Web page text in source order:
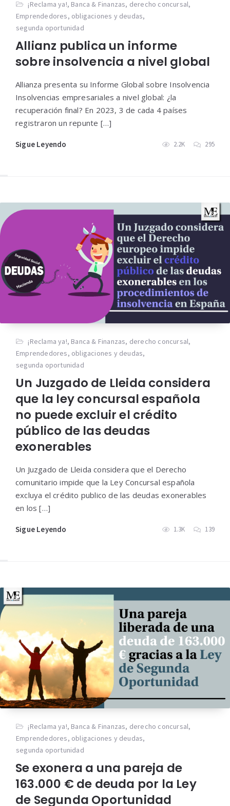
¡Reclama ya!, Banca & Finanzas, derecho concursal,
Emprendedores, obligaciones y deudas,
segunda oportunidad
Allianz publica un informe
sobre insolvencia a nivel global
Allianza presenta su Informe Global sobre Insolvencia
Insolvencias empresariales a nivel global: ¿la
recuperación final? En 2023, 3 de cada 4 países
registraron un repunte […]
Sigue Leyendo 2.2K 295
¡Reclama ya!, Banca & Finanzas, derecho concursal,
Emprendedores, obligaciones y deudas,
segunda oportunidad
Un Juzgado de Lleida considera
que la ley concursal española
no puede excluir el crédito
público de las deudas
exonerables
Un Juzgado de Lleida considera que el Derecho
comunitario impide que la Ley Concursal española
excluya el crédito publico de las deudas exonerables
en los […]
Sigue Leyendo 1.3K 139
¡Reclama ya!, Banca & Finanzas, derecho concursal,
Emprendedores, obligaciones y deudas,
segunda oportunidad
Se exonera a una pareja de
163.000 € de deuda por la Ley
de Segunda Oportunidad